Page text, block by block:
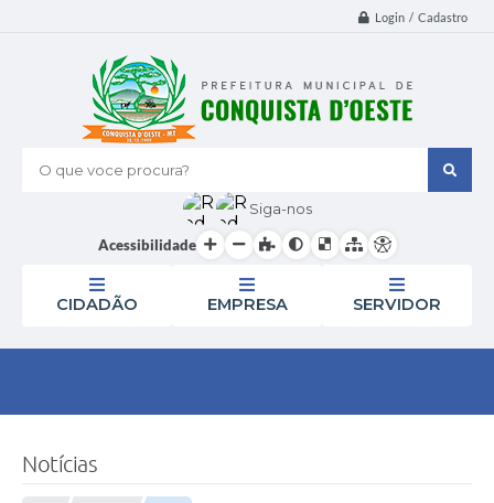
Login / Cadastro
O que voce procura?
Siga-nos
Acessibilidade
CIDADÃO EMPRESA SERVIDOR
Notícias